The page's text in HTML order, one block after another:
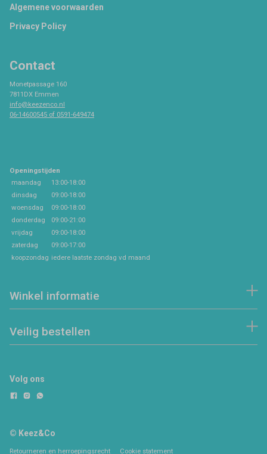
Footer
Algemene voorwaarden
Privacy Policy
Contact
Monetpassage 160
7811DX Emmen
info@keezenco.nl
06-14600545 of 0591-649474
Openingstijden
maandag
13:00-18:00
dinsdag
09:00-18:00
woensdag
09:00-18:00
donderdag
09:00-21:00
vrijdag
09:00-18:00
zaterdag
09:00-17:00
koopzondag iedere laatste zondag vd maand
Winkel informatie
Veilig bestellen
Volg ons
© Keez&Co
Retourneren en herroepingsrecht Cookie statement